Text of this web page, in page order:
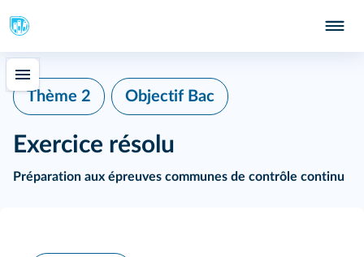
Thème 2 Objectif Bac
Exercice résolu
Préparation aux épreuves communes de contrôle continu